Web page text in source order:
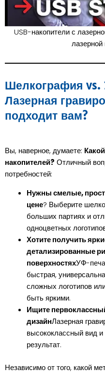
USB-накопители с
лазерной
Шелкография vs.
Лазерная
подходит вам?
Вы, наверное, думаете:
накопителей? Отличный
потребностей:
Нужны смелые,
цене? Выберите
больших партиях и
одноцветных
Хотите получить
детализированные
поверхностяхУФ-
быстрая,
сложных логотипов
быть яркими.
Ищите
дизайнЛазерная
высококлассный вид
результат.
Независимо от того, какой